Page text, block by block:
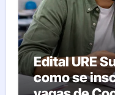
Edital URE
como se